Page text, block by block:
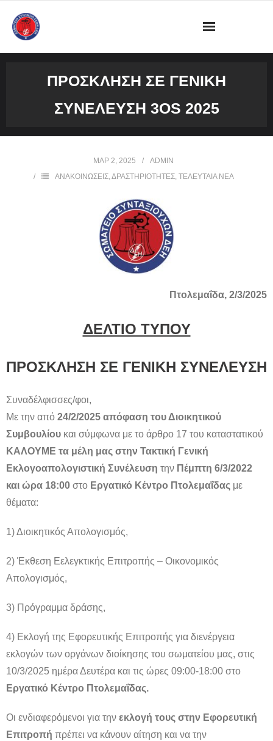
ΠΡΟΣΚΛΗΣΗ ΣΕ ΓΕΝΙΚΗ
ΣΥΝΕΛΕΥΣΗ 3OS 2025
ΜΑΡ 2, 2025
ADMIN
ΑΝΑΚΟΙΝΩΣΕΙΣ,ΔΡΑΣΤΗΡΙΟΤΗΤΕΣ, ΤΕΛΕΥΤΑΙΑ ΝΕΑ
Πτολεμαΐδα, 2/3/2025
ΔΕΛΤΙΟ ΤΥΠΟΥ
ΠΡΟΣΚΛΗΣΗ ΣΕ ΓΕΝΙΚΗ ΣΥΝΕΛΕΥΣΗ
Συναδέλφισσες/φοι,
Με την από 24/2/2025 απόφαση του Διοικητικού
Συμβουλίου και σύμφωνα με το άρθρο 17 του καταστατικού
ΚΑΛΟΥΜΕ τα μέλη μας στην Τακτική Γενική
Εκλογοαπολογιστική Συνέλευση την Πέμπτη 6/3/2022
και ώρα 18:00 στο Εργατικό Κέντρο Πτολεμαΐδας με
θέματα:
1) Διοικητικός Απολογισμός,
2) Έκθεση Eελεγκτικής Eπιτροπής – Οικονομικός
Απολογισμός,
3) Πρόγραμμα δράσης,
4) Εκλογή της Eφορευτικής Eπιτροπής για διενέργεια
εκλογών των οργάνων διοίκησης του σωματείου μας, στις
10/3/2025 ημέρα Δευτέρα και τις ώρες 09:00-18:00 στο
Εργατικό Κέντρο Πτολεμαΐδας.
Οι ενδιαφερόμενοι για την εκλογή τους στην Εφορευτική
Επιτροπή πρέπει να κάνουν αίτηση και να την